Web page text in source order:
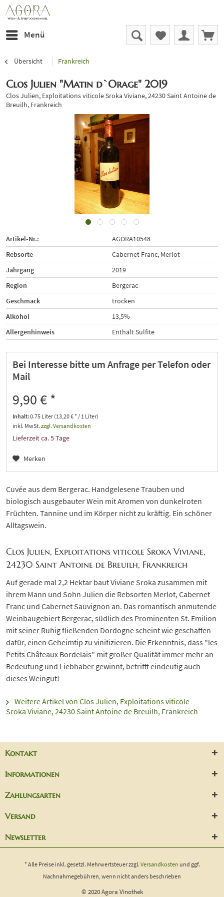
Menü
Übersicht Frankreich
Clos Julien "Matin d`Orage" 2019
Clos Julien, Exploitations viticole Sroka Viviane, 24230 Saint Antoine de
Breuilh, Frankreich
Artikel-Nr.:
AGORA10548
Rebsorte
Cabernet Franc, Merlot
Jahrgang
2019
Region
Bergerac
Geschmack
trocken
Alkohol
13,5%
Allergenhinweis
Enthält Sulfite
Bei Interesse bitte um Anfrage per Telefon oder
Mail
9,90 € *
Inhalt:0.75 Liter (13,20 € * / 1 Liter)
inkl. MwSt. zzgl. Versandkosten
Lieferzeit ca. 5 Tage
Merken
Cuvée aus dem Bergerac. Handgelesene Trauben und
biologisch ausgebauter Wein mit Aromen von dunkelroten
Früchten. Tannine und im Körper nicht zu kräftig. Ein schöner
Alltagswein.
Clos Julien, Exploitations viticole Sroka Viviane,
24230 Saint Antoine de Breuilh, Frankreich
Auf gerade mal 2,2 Hektar baut Viviane Sroka zusammen mit
ihrem Mann und Sohn Julien die Rebsorten Merlot, Cabernet
Franc und Cabernet Sauvignon an. Das romantisch anmutende
Weinbaugebiert Bergerac, südlich des Prominenten St. Emilion
mit seiner Ruhig fließenden Dordogne scheint wie geschaffen
dafür, einen Geheimtip zu vinifizieren. Die Erkenntnis, dass "les
Petits Châteaux Bordelais" mit großer Qualität immer mehr an
Bedeutung und Liebhaber gewinnt, betrifft eindeutig auch
dieses Weingut!
Weitere Artikel von Clos Julien, Exploitations viticole
Sroka Viviane, 24230 Saint Antoine de Breuilh, Frankreich
Kontakt
Informationen
Zahlungsarten
Versand
Newsletter
* Alle Preise inkl. gesetzl. Mehrwertsteuer zzgl. Versandkosten und ggf.
Nachnahmegebühren, wenn nicht anders beschrieben
© 2020 Agora Vinothek